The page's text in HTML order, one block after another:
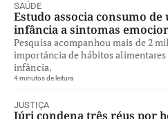
SAÚDE
Estudo associa consumo
infância a sintomas
Pesquisa acompanhou mais de 2
importância de hábitos
infância.
4 minutos de leitura
JUSTIÇA
Júri condena três réus por